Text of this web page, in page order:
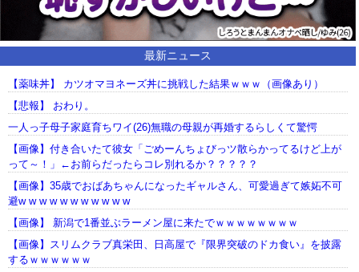
最新ニュース
【薬味丼】 カツオマヨネーズ丼に挑戦した結果ｗｗｗ（画像あり）
【悲報】 おわり。
一人っ子母子家庭育ちワイ(26)無職の母親が再婚するらしくて驚愕
【画像】付き合いたて彼女「ごめーんちょびっツ散らかってるけど上が
って～！」←お前らだったらコレ別れるか？？？？？
【画像】35歳でおばあちゃんになったギャルさん、可愛過ぎて嫉妬不可
避w w w w w w w w w w w
【画像】 新潟で1番並ぶラーメン屋に来たでｗｗｗｗｗｗｗｗ
【画像】スリムクラブ真栄田、日高屋で『限界突破のドカ食い』を披露
するｗｗｗｗｗｗ